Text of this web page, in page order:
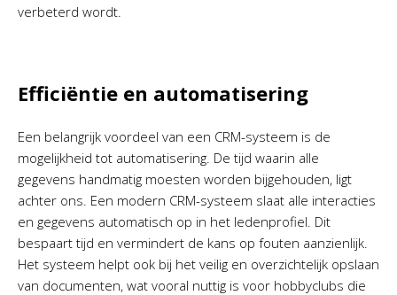
verbeterd wordt.
Efficiëntie en automatisering
Een belangrijk voordeel van een CRM-systeem is de
mogelijkheid tot automatisering. De tijd waarin alle
gegevens handmatig moesten worden bijgehouden, ligt
achter ons. Een modern CRM-systeem slaat alle interacties
en gegevens automatisch op in het ledenprofiel. Dit
bespaart tijd en vermindert de kans op fouten aanzienlijk.
Het systeem helpt ook bij het veilig en overzichtelijk opslaan
van documenten, wat vooral nuttig is voor hobbyclubs die